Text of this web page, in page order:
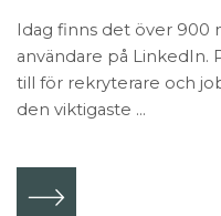
Idag finns det över 900
användare på LinkedIn.
till för rekryterare och
den viktigaste ...